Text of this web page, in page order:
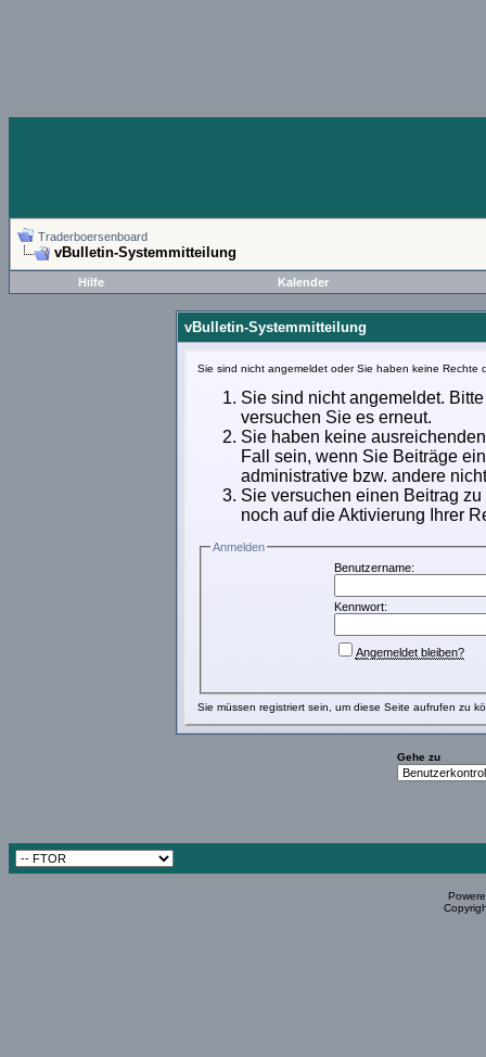
Traderboersenboard
vBulletin-Systemmitteilung
Hilfe Kalender
vBulletin-Systemmitteilung
Sie sind nicht angemeldet oder Sie haben keine
Sie sind nicht angemeldet.
versuchen Sie es erneut.
Sie haben keine
Fall sein, wenn Sie Beiträge
administrative bzw. andere
Sie versuchen einen Beitrag
noch auf die Aktivierung Ihrer
Anmelden
Benutzername:
Kennwort:
Angemeldet bleiben?
Sie müssen registriert sein, um diese Seite aufrufen zu
Gehe zu